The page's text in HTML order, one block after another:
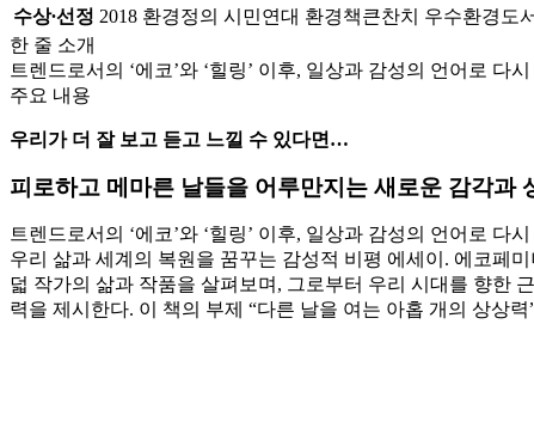
수상∙선정 2018 환경정의 시민연대 환경책큰찬치 우수환경도서
한 줄 소개
트렌드로서의 ‘에코’와 ‘힐링’ 이후, 일상과 감성의 언어로 다
주요 내용
우리가 더 잘 보고 듣고 느낄 수 있다면 …
피로하고 메마른 날들을 어루만지는 새로운 감각과
트렌드로서의 ‘에코’와 ‘힐링’ 이후, 일상과 감성의 언어로
우리 삶과 세계의 복원을 꿈꾸는 감성적 비평 에세이. 에코페
덟 작가의 삶과 작품을 살펴보며, 그로부터 우리 시대를 향한
력을 제시한다. 이 책의 부제 “다른 날을 여는 아홉 개의 상상